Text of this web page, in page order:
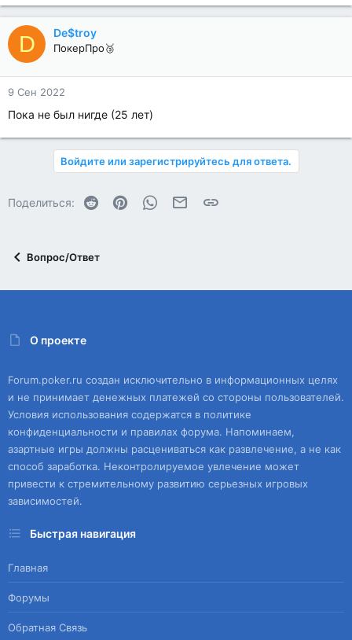
D De$troy
ПокерПро🥉
9 Сен 2022
Пока не был нигде (25 лет)
Войдите или зарегистрируйтесь для ответа.
Поделиться: Reddit PinterestWhatsAppЭлектронная почта
Ссылка
Вопрос/Ответ
О проекте
Forum.poker.ru создан исключительно в информационных целях
и не принимает денежных платежей со стороны пользователей.
Условия использования содержатся в политике
конфиденциальности и правилах форума. Напоминаем,
азартные игры должны расцениваться как развлечение, а не как
способ заработка. Неконтролируемое увлечение может
привести к стремительному развитию серьезных игровых
зависимостей.
Быстрая навигация
Главная
Форумы
Обратная Связь